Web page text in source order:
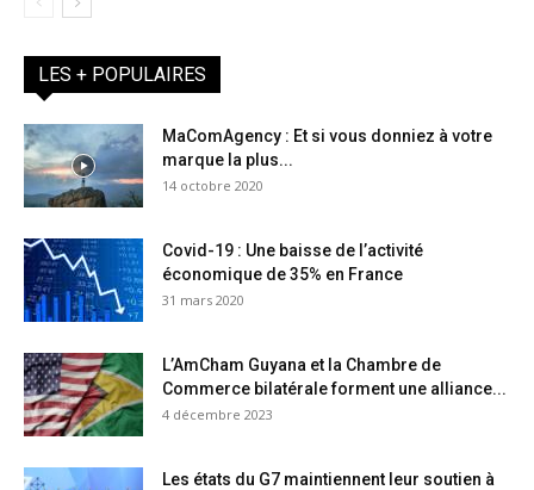
LES + POPULAIRES
MaComAgency : Et si vous donniez à votre
marque la plus...
14 octobre 2020
Covid-19 : Une baisse de l’activité
économique de 35% en France
31 mars 2020
L’AmCham Guyana et la Chambre de
Commerce bilatérale forment une alliance...
4 décembre 2023
Les états du G7 maintiennent leur soutien à